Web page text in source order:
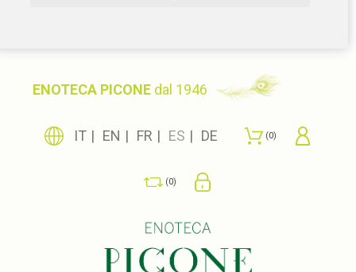
ENOTECA PICONE dal 1946
IT EN FR ES DE 0
0